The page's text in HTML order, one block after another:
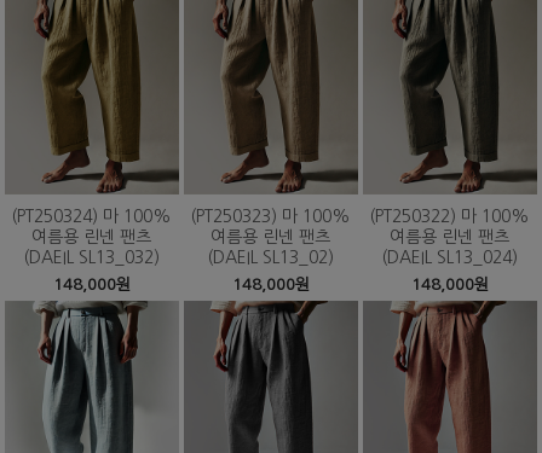
(PT250324) 마 100%
여름용 린넨 팬츠
(DAEIL SL13_032)
148,000원
(PT250323) 마 100%
여름용 린넨 팬츠
(DAEIL SL13_02)
148,000원
(PT250322) 마 100%
여름용 린넨 팬츠
(DAEIL SL13_024)
148,000원